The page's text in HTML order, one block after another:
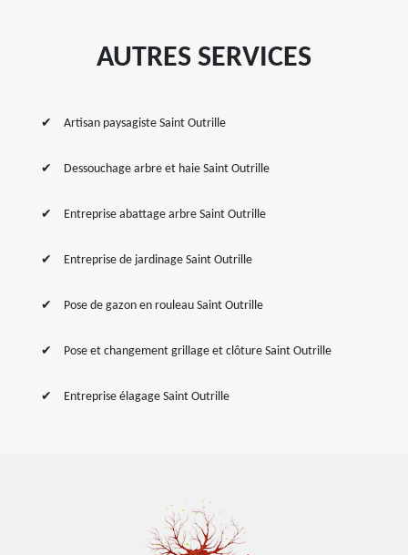
AUTRES SERVICES
Artisan paysagiste Saint Outrille
Dessouchage arbre et haie Saint Outrille
Entreprise abattage arbre Saint Outrille
Entreprise de jardinage Saint Outrille
Pose de gazon en rouleau Saint Outrille
Pose et changement grillage et clôture Saint Outrille
Entreprise élagage Saint Outrille